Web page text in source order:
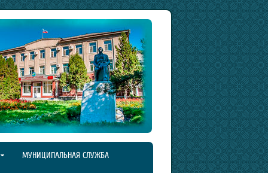
МУНИЦИПАЛЬНАЯ СЛУЖБА